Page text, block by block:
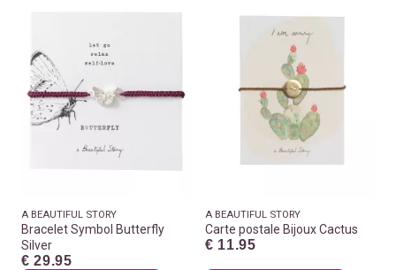
A BEAUTIFUL STORY
Bracelet Symbol Butterfly
Silver
€ 29.95
A BEAUTIFUL STORY
Carte postale Bijoux Cactus
€ 11.95